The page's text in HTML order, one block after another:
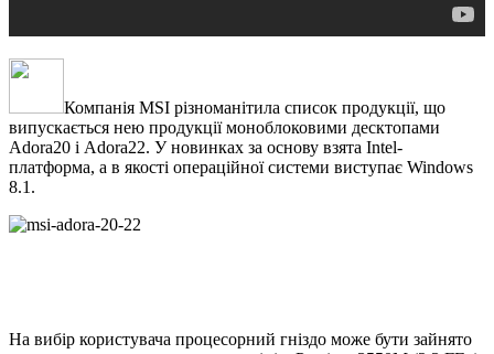
Компанія MSI різноманітила список продукції, що
випускається нею продукції моноблоковими десктопами
Adora20 і Adora22. У новинках за основу взята Intel-
платформа, а в якості операційної системи виступає Windows
8.1.
На вибір користувача процесорний гніздо може бути зайнято